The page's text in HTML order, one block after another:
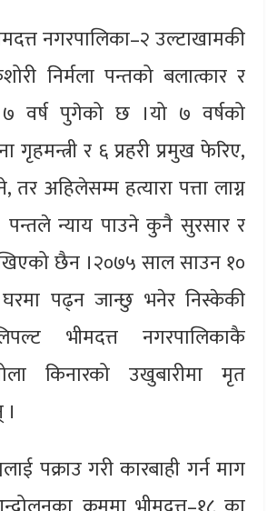
नगरपालिका–२ उल्टाखामकी
निर्मला पन्तको बलात्कार र
वर्ष पुगेको छ ।यो ७ वर्षको
गृहमन्त्री र ६ प्रहरी प्रमुख फेरिए,
तर अहिलेसम्म हत्यारा पत्ता लाग्न
न्याय पाउने कुनै सुरसार र
छैन ।२०७५ साल साउन १०
पढ्न जान्छु भनेर निस्केकी
भीमदत्त नगरपालिकाकै
किनारको उखुबारीमा मृत
पक्राउ गरी कारबाही गर्न माग